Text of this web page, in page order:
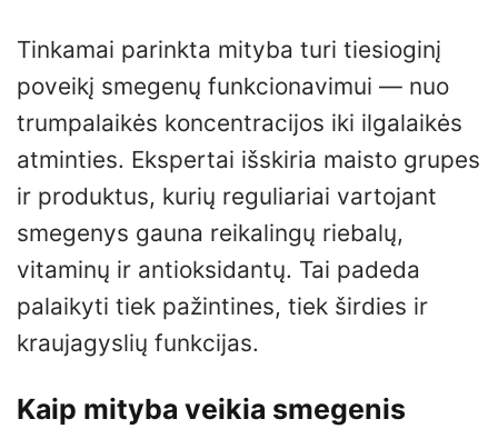
Tinkamai parinkta mityba turi tiesioginį
poveikį smegenų funkcionavimui — nuo
trumpalaikės koncentracijos iki ilgalaikės
atminties. Ekspertai išskiria maisto grupes
ir produktus, kurių reguliariai vartojant
smegenys gauna reikalingų riebalų,
vitaminų ir antioksidantų. Tai padeda
palaikyti tiek pažintines, tiek širdies ir
kraujagyslių funkcijas.
Kaip mityba veikia smegenis